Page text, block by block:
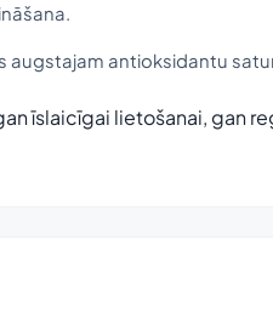
antioksidantu
īslaicīgai lietošanai, gan